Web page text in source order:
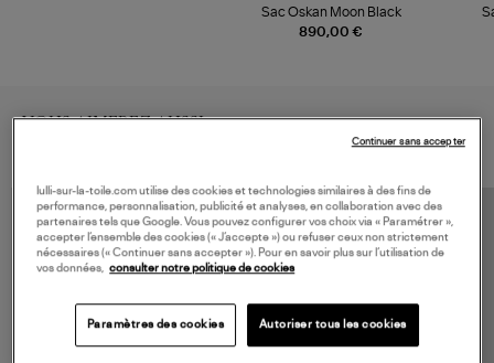
890,00 €
Sac Oskan Moon Black
VOUS AIMEREZ AUSSI
lulli-sur-la-toile.com utilise des cookies et technologies similaires à des fins de
performance, personnalisation, publicité et analyses, en collaboration avec des
partenaires tels que Google. Vous pouvez configurer vos choix via « Paramétrer »,
accepter l’ensemble des cookies (« J’accepte ») ou refuser ceux non strictement
nécessaires (« Continuer sans accepter »). Pour en savoir plus sur l’utilisation de
vos données, consulter notre politique de cookies
Paramètres des cookies Autoriser tous les cookies
Continuer sans accepter